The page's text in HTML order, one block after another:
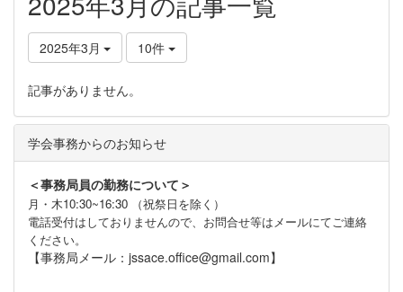
2025年3月 10件
記事がありません。
学会事務からのお知らせ
＜事務局員の勤務について＞
月・木10:30~16:30 （祝祭日を除く）
電話受付はしておりませんので、お問合せ等はメールにてご連絡
ください。
【事務局メール：jssace.office@gmail.com】